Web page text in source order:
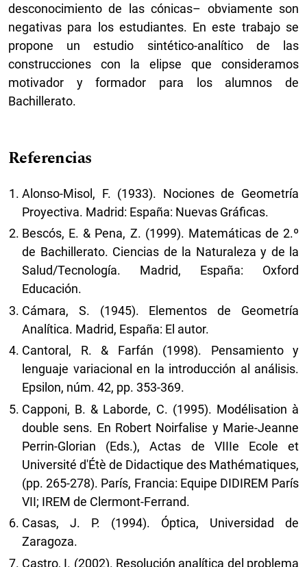
desconocimiento de las cónicas– obviamente son
negativas para los estudiantes. En este trabajo se
propone un estudio sintético-analítico de las
construcciones con la elipse que consideramos
motivador y formador para los alumnos de
Bachillerato.
Referencias
Alonso-Misol, F. (1933). Nociones de Geometría
Proyectiva. Madrid: España: Nuevas Gráficas.
Bescós, E. & Pena, Z. (1999). Matemáticas de 2.º
de Bachillerato. Ciencias de la Naturaleza y de la
Salud/Tecnología. Madrid, España: Oxford
Educación.
Cámara, S. (1945). Elementos de Geometría
Analítica. Madrid, España: El autor.
Cantoral, R. & Farfán (1998). Pensamiento y
lenguaje variacional en la introducción al análisis.
Epsilon, núm. 42, pp. 353-369.
Capponi, B. & Laborde, C. (1995). Modélisation à
double sens. En Robert Noirfalise y Marie-Jeanne
Perrin-Glorian (Eds.), Actas de VIIIe Ecole et
Université d'Étè de Didactique des Mathématiques,
(pp. 265-278). París, Francia: Equipe DIDIREM París
VII; IREM de Clermont-Ferrand.
Casas, J. P. (1994). Óptica, Universidad de
Zaragoza.
Castro, I. (2002). Resolución analítica del problema